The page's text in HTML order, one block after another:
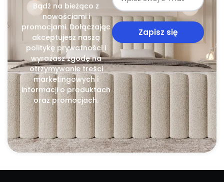
Bądź na bieżąco z
nowościami i
promocjami. Dołączając
akceptujesz naszą
politykę prywatności i
wyrażasz zgodę na
otrzymywanie treści
marketingowych i
informacji o produktach
oraz promocjach.
Zapisz się